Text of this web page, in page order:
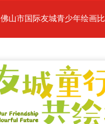
佛山市国际友城青少年绘画